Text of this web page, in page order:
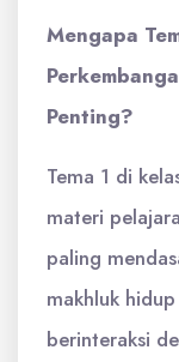
Mengapa
Penting?
Tema 1 di
materi
paling
makhluk
berinteraksi